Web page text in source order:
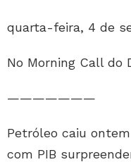
quarta-feira, 4 de
No Morning Call do
———————
Petróleo caiu
com PIB